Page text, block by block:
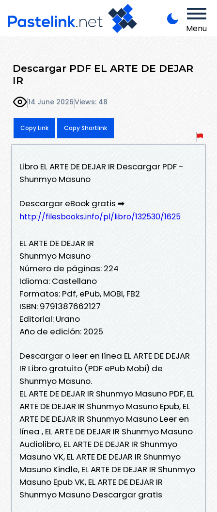
Menu
Descargar PDF EL ARTE DE DEJAR
IR
14 June 2026Views: 48
Copy Link Copy Shortlink
Libro EL ARTE DE DEJAR IR Descargar PDF -
Shunmyo Masuno
Descargar eBook gratis ➡
http://filesbooks.info/pl/libro/132530/1625
EL ARTE DE DEJAR IR
Shunmyo Masuno
Número de páginas: 224
Idioma: Castellano
Formatos: Pdf, ePub, MOBI, FB2
ISBN: 9791387662127
Editorial: Urano
Año de edición: 2025
Descargar o leer en línea EL ARTE DE DEJAR
IR Libro gratuito (PDF ePub Mobi) de
Shunmyo Masuno.
EL ARTE DE DEJAR IR Shunmyo Masuno PDF, EL
ARTE DE DEJAR IR Shunmyo Masuno Epub, EL
ARTE DE DEJAR IR Shunmyo Masuno Leer en
línea , EL ARTE DE DEJAR IR Shunmyo Masuno
Audiolibro, EL ARTE DE DEJAR IR Shunmyo
Masuno VK, EL ARTE DE DEJAR IR Shunmyo
Masuno Kindle, EL ARTE DE DEJAR IR Shunmyo
Masuno Epub VK, EL ARTE DE DEJAR IR
Shunmyo Masuno Descargar gratis